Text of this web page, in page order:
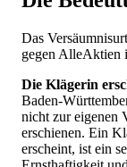
Das
gegen AlleAktien
Die Klägerin
Baden-
nicht zur eigenen
erschienen. Ein
erscheint, ist ein